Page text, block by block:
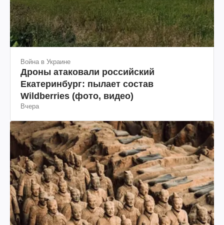
Война в Украине
Дроны атаковали российский
Екатеринбург: пылает состав
Wildberries (фото, видео)
Вчера